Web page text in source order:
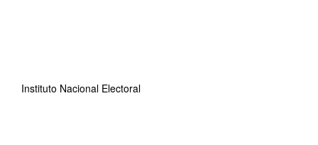
Instituto Nacional Electoral